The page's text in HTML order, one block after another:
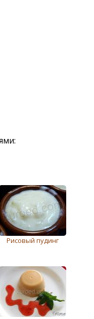
Рисовый пудинг